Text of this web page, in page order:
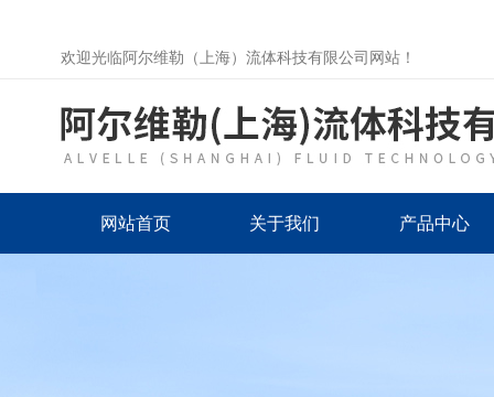
欢迎光临阿尔维勒（上海）流体科技有限公司网站！
网站首页 关于我们 产品中心